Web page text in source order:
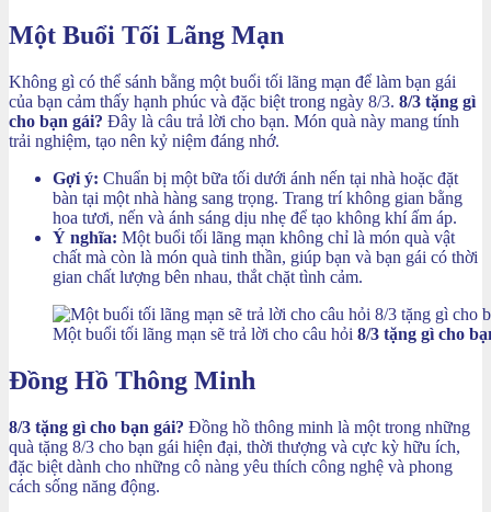
Một Buổi Tối Lãng Mạn
Không gì có thể sánh bằng một buổi tối lãng mạn để làm bạn gái
của bạn cảm thấy hạnh phúc và đặc biệt trong ngày 8/3. 8/3 tặng gì
cho bạn gái? Đây là câu trả lời cho bạn. Món quà này mang tính
trải nghiệm, tạo nên kỷ niệm đáng nhớ.
Gợi ý: Chuẩn bị một bữa tối dưới ánh nến tại nhà hoặc đặt
bàn tại một nhà hàng sang trọng. Trang trí không gian bằng
hoa tươi, nến và ánh sáng dịu nhẹ để tạo không khí ấm áp.
Ý nghĩa: Một buổi tối lãng mạn không chỉ là món quà vật
chất mà còn là món quà tinh thần, giúp bạn và bạn gái có thời
gian chất lượng bên nhau, thắt chặt tình cảm.
Một buổi tối lãng mạn sẽ trả lời cho câu hỏi 8/3 tặng gì cho
Đồng Hồ Thông Minh
8/3 tặng gì cho bạn gái? Đồng hồ thông minh là một trong những
quà tặng 8/3 cho bạn gái hiện đại, thời thượng và cực kỳ hữu ích,
đặc biệt dành cho những cô nàng yêu thích công nghệ và phong
cách sống năng động.